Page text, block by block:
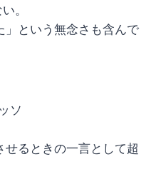
。
という無念さも含んで
ソ
るときの一言として超